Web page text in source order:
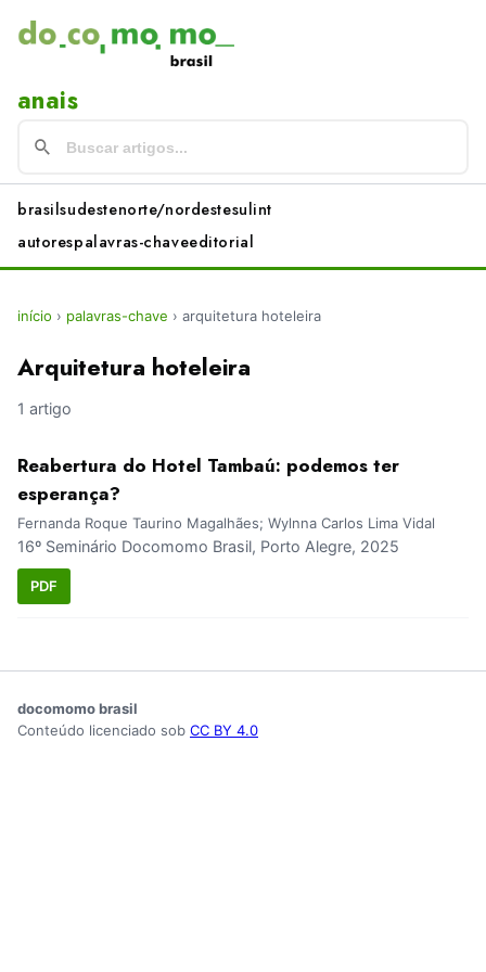
anais
brasilsudestenorte/nordestesulint
autorespalavras-chaveeditorial
início › palavras-chave › arquitetura hoteleira
Arquitetura hoteleira
1 artigo
Reabertura do Hotel Tambaú: podemos ter
esperança?
Fernanda Roque Taurino Magalhães; Wylnna Carlos Lima Vidal
16º Seminário Docomomo Brasil, Porto Alegre, 2025
PDF
docomomo brasil
Conteúdo licenciado sob CC BY 4.0